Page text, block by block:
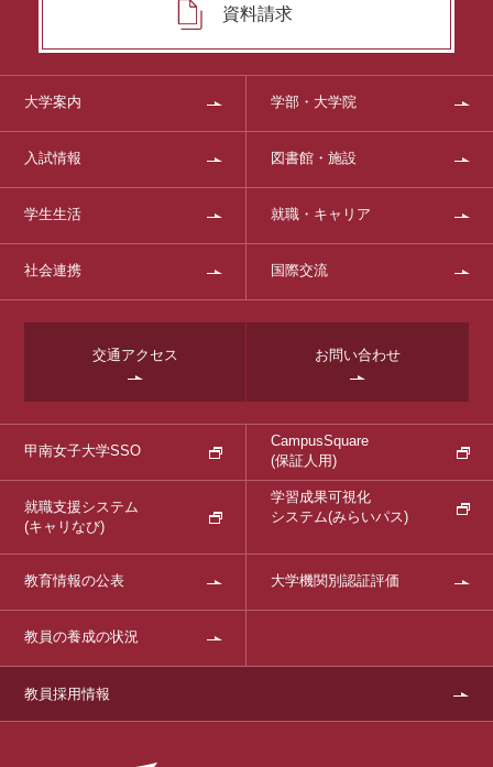
資料請求
大学案内 学部・大学院
入試情報 図書館・施設
学生生活 就職・キャリア
社会連携 国際交流
交通アクセス お問い合わせ
甲南女子大学SSO
CampusSquare
(保証人用)
就職支援システム
(キャリなび)
学習成果可視化
システム(みらいパス)
教育情報の公表 大学機関別認証評価
教員の養成の状況
教員採用情報